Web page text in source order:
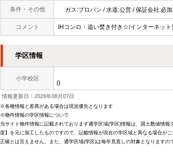
条件・その他 ガス:プロパン / 水道:公営 / 保証会社:必加
コメント IHコンロ・追い焚き付き☆/インターネッ
学区情報
小学校区
()
情報更新日：2026年08月07日
※各種情報と差異がある場合は現況優先となります
※物件情報の学区情報について
当サイト物件情報に記載されております通学区域(学区)情報は、国土数値情
度】を元に加工したものですので、記載情報が現在の学区域と異なる場合が
正確とは言えません。また、通学区域(学区)は毎年見直しの対象となりますの